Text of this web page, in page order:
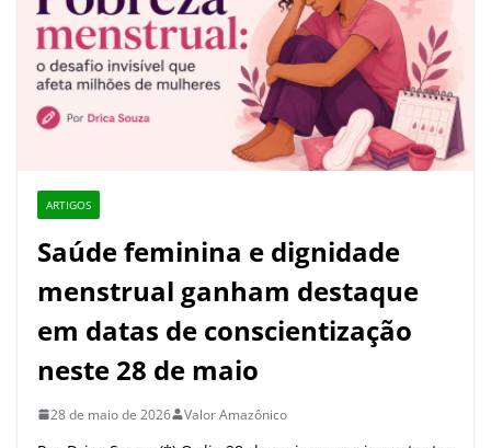
ARTIGOS
Saúde feminina e dignidade
menstrual ganham destaque
em datas de conscientização
neste 28 de maio
28 de maio de 2026 Valor Amazônico